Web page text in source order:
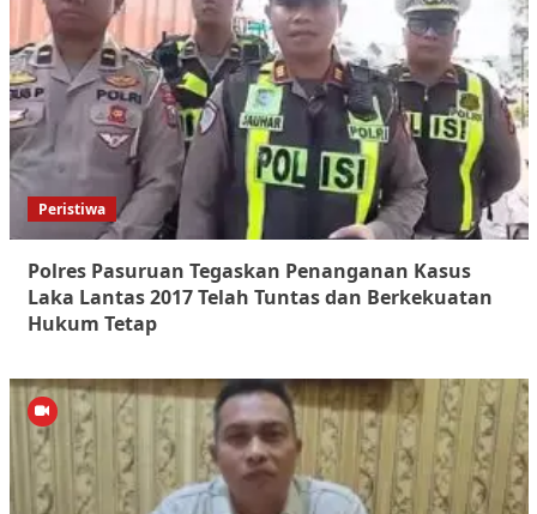
Peristiwa
Polres Pasuruan Tegaskan Penanganan Kasus
Laka Lantas 2017 Telah Tuntas dan Berkekuatan
Hukum Tetap